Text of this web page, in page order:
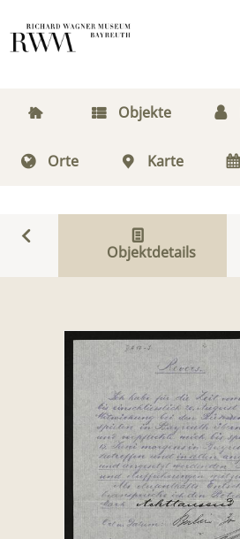
Objekte
Orte Karte
Objektdetails